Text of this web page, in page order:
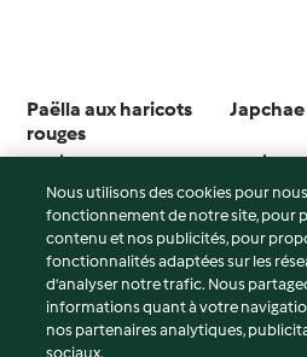
Paëlla aux haricots
rouges
3.6 (25)
Japchae
4.3
© Copyright 2026
Conditions d'utilisation
Nous utilisons des cookies pour
fonctionnement de notre site, pour
contenu et nos publicités, pour
fonctionnalités adaptées sur les
d’analyser notre trafic. Nous
informations quant à votre
nos partenaires analytiques,
sociaux.